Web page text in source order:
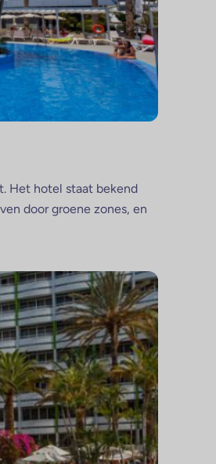
Het hotel staat bekend
door groene zones, en